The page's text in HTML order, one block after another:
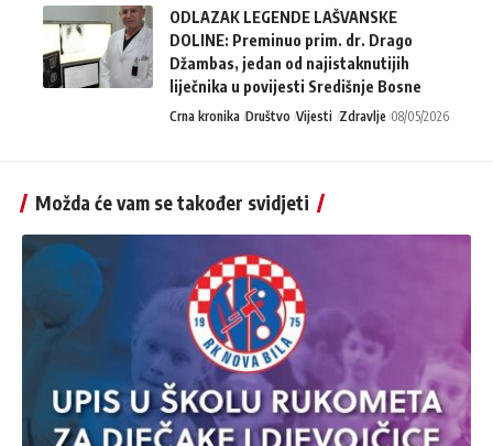
ODLAZAK LEGENDE LAŠVANSKE
DOLINE: Preminuo prim. dr. Drago
Džambas, jedan od najistaknutijih
liječnika u povijesti Središnje Bosne
Crna kronika Društvo Vijesti Zdravlje 08/05/2026
Možda će vam se također svidjeti